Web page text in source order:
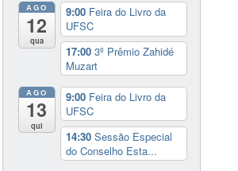
AGO
12
qua
9:00 Feira do Livro da
UFSC
17:00 3º Prêmio Zahidé
Muzart
AGO
13
qui
9:00 Feira do Livro da
UFSC
14:30 Sessão Especial
do Conselho Esta...